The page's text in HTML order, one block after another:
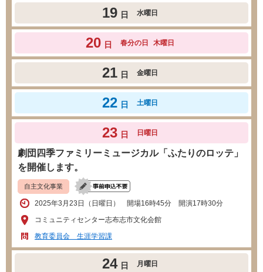
19 日 水曜日
20 日 春分の日 木曜日
21 日 金曜日
22 日 土曜日
23 日 日曜日
劇団四季ファミリーミュージカル「ふたりのロッテ」
を開催します。
自主文化事業
2025年3月23日（日曜日） 開場16時45分 開演17時30分
コミュニティセンター志布志市文化会館
教育委員会 生涯学習課
24 日 月曜日